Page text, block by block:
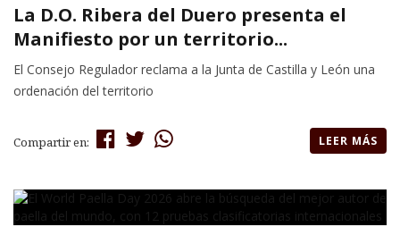
La D.O. Ribera del Duero presenta el
Manifiesto por un territorio...
El Consejo Regulador reclama a la Junta de Castilla y León una
ordenación del territorio
Compartir en: LEER MÁS